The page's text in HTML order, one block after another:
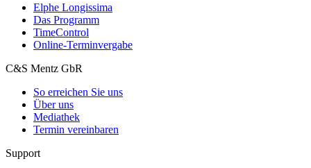
Elphe Longissima
Das Programm
TimeControl
Online-Terminvergabe
C&S Mentz GbR
So erreichen Sie uns
Über uns
Mediathek
Termin vereinbaren
Support